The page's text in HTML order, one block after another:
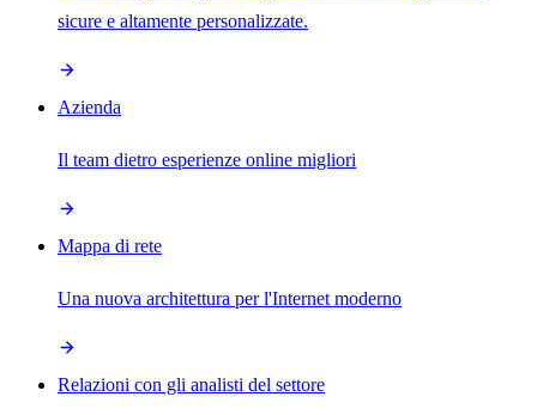
sicure e altamente personalizzate.
Azienda
Il team dietro esperienze online migliori
Mappa di rete
Una nuova architettura per l'Internet moderno
Relazioni con gli analisti del settore